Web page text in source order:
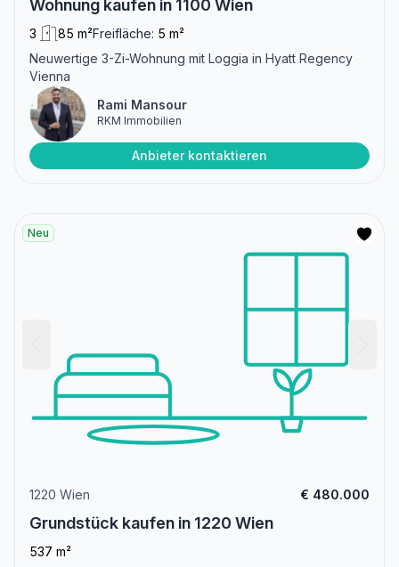
Wohnung kaufen in 1100 Wien
3 85 m²Freifläche: 5 m²
Neuwertige 3-Zi-Wohnung mit Loggia in Hyatt Regency
Vienna
Rami Mansour
RKM Immobilien
Anbieter kontaktieren
Neu
1220 Wien € 480.000
Grundstück kaufen in 1220 Wien
537 m²